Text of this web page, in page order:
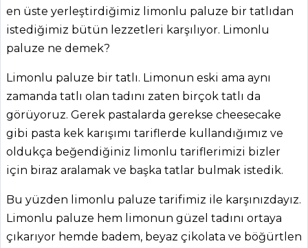
en üste yerleştirdiğimiz limonlu paluze bir tatlıdan
istediğimiz bütün lezzetleri karşılıyor. Limonlu
paluze ne demek?
Limonlu paluze bir tatlı. Limonun eski ama aynı
zamanda tatlı olan tadını zaten birçok tatlı da
görüyoruz. Gerek pastalarda gerekse cheesecake
gibi pasta kek karışımı tariflerde kullandığımız ve
oldukça beğendiğiniz limonlu tariflerimizi bizler
için biraz aralamak ve başka tatlar bulmak istedik.
Bu yüzden limonlu paluze tarifimiz ile karşınızdayız.
Limonlu paluze hem limonun güzel tadını ortaya
çıkarıyor hemde badem, beyaz çikolata ve böğürtlen